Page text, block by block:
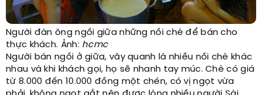
Người đàn ông ngồi giữa những nồi chè để bán cho
thực khách. Ảnh: hcmc
Người bán ngồi ở giữa, vây quanh là nhiều nồi chè khác
nhau và khi khách gọi, họ sẽ nhanh tay múc. Chè có giá
từ 8.000 đến 10.000 đồng một chén, có vị ngọt vừa